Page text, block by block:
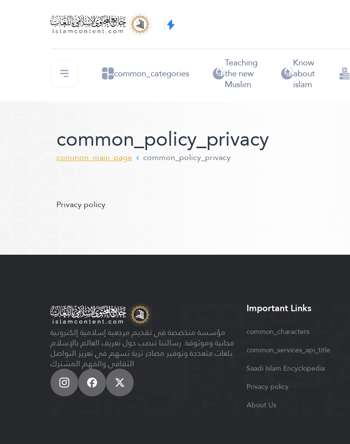
common_categories
Teaching
the new
Muslim
Know
about
islam
common_policy_privacy
common_main_page common_policy_privacy
Privacy policy
مؤسسة متخصصة في تقديم مرجعية إسلامية إلكترونية
مجانية وموثوقة. رسالتنا تنصب حول تعريف العالم بالإسلام
بلغات متعددة وتوفير مصادر ثرية تسهم في تعزيز التواصل
الثقافي والفهم المشترك
Important Links
common_characters
common_services_api_title
Saadi Islam Encyclopedia
Privacy policy
About Us